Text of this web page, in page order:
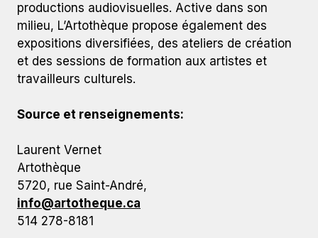
productions audiovisuelles. Active dans son
milieu, L’Artothèque propose également des
expositions diversifiées, des ateliers de création
et des sessions de formation aux artistes et
travailleurs culturels.
Source et renseignements:
Laurent Vernet
Artothèque
5720, rue Saint-André,
info@artotheque.ca
514 278-8181